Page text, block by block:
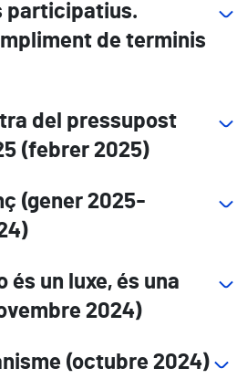
participatius.
de terminis
del pressupost
(febrer 2025)
(gener 2025-
és un luxe, és una
2024)
(octubre 2024)